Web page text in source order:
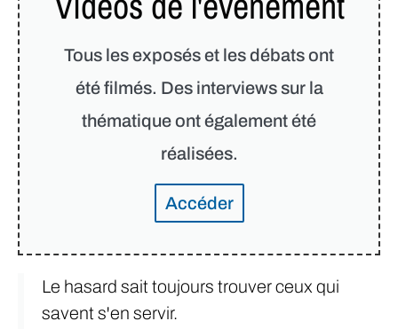
Tous les exposés et les débats ont
été filmés. Des interviews sur la
thématique ont également été
réalisées.
Accéder
Le hasard sait toujours trouver ceux qui
savent s'en servir.